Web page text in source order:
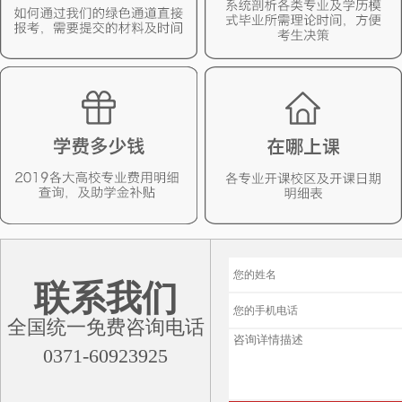
联系我们
全国统一免费咨询电话
0371-60923925